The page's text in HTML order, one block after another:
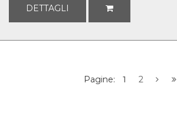
DETTAGLI
Pagine: 1 2